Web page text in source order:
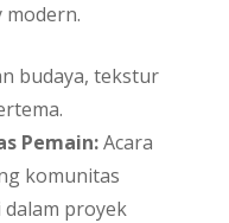
modern.
budaya, tekstur
Pemain:Acara
komunitas
proyek